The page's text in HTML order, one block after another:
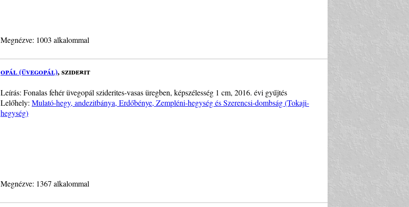
Megnézve: 1003 alkalommal
opál (üvegopál), sziderit
Leírás: Fonalas fehér üvegopál sziderites-vasas üregben, képszélesség 1 cm, 2016. évi gyűjtés
Lelőhely: Mulató-hegy, andezitbánya, Erdőbénye, Zempléni-hegység és Szerencsi-dombság (Tokaji-
hegység)
Megnézve: 1367 alkalommal